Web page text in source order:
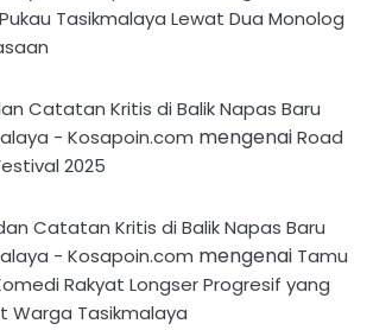
Tasikmalaya Lewat Dua Monolog
Catatan Kritis di Balik Napas Baru
- Kosapoin.com mengenaiRoad
2025
Catatan Kritis di Balik Napas Baru
- Kosapoin.com mengenai Tamu
Rakyat Longser Progresif yang
Warga Tasikmalaya